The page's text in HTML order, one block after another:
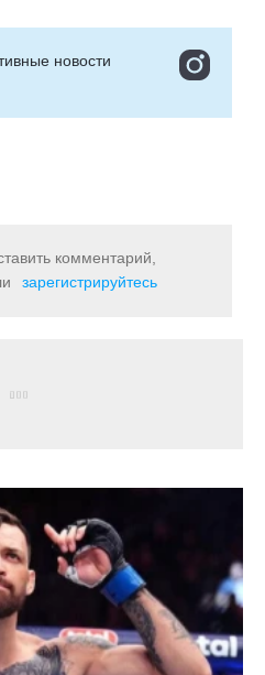
новости
комментарий,
зарегистрируйтесь